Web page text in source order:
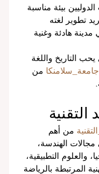
بيئة مناسبة
تطوير لغته
مدينة هادئة وغنية
التاريخ واللغة
من
من أهم
الهندسة،
والعلوم التطبيقية،
المرتبطة بالرياضة